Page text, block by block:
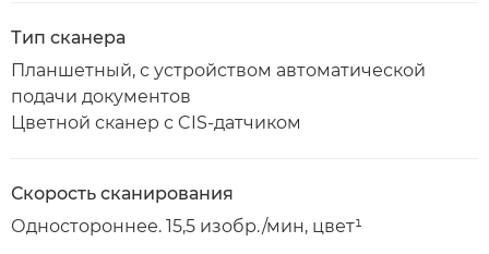
Тип сканера
Планшетный, с устройством автоматической
подачи документов
Цветной сканер с CIS-датчиком
Скорость сканирования
Одностороннее. 15,5 изобр./мин, цвет¹